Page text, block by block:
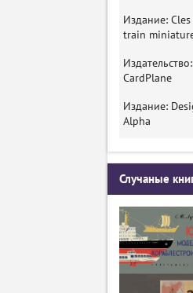
Издание:
train
Издательство:
CardPlane
Издание:
Alpha
Случаные